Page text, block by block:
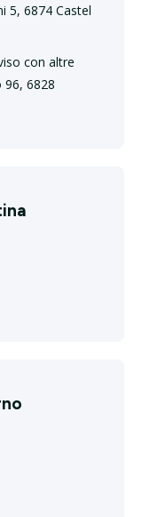
5, 6874 Castel
con altre
96, 6828